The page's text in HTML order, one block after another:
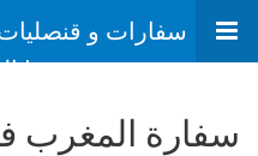
سفارات و
|
سفارة المغرب